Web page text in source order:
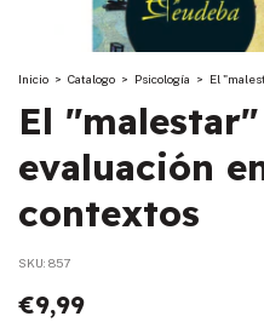
Inicio > Catalogo > Psicología > El
El
evaluación
contextos
SKU: 857
€9,99